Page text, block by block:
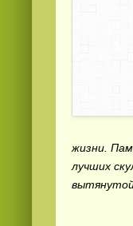
жизни.
лучших
вытянутой